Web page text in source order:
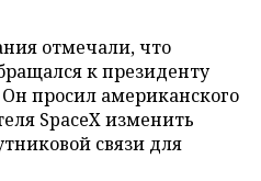
отмечали, что
к президенту
просил американского
SpaceX изменить
связи для